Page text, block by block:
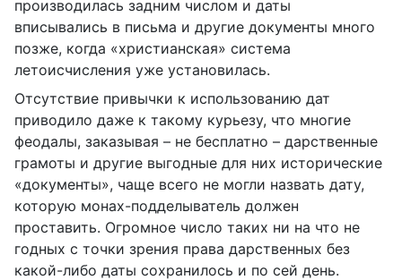
производилась задним числом и даты
вписывались в письма и другие документы много
позже, когда «христианская» система
летоисчисления уже установилась.
Отсутствие привычки к использованию дат
приводило даже к такому курьезу, что многие
феодалы, заказывая – не бесплатно – дарственные
грамоты и другие выгодные для них исторические
«документы», чаще всего не могли назвать дату,
которую монах-подделыватель должен
проставить. Огромное число таких ни на что не
годных с точки зрения права дарственных без
какой-либо даты сохранилось и по сей день.